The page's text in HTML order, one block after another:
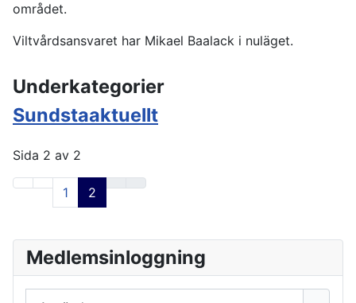
området.
Viltvårdsansvaret har Mikael Baalack i nuläget.
Underkategorier
Sundstaaktuellt
Sida 2 av 2
1 2
Medlemsinloggning